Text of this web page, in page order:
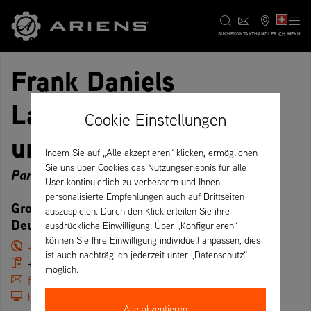
SUCHEKONTAKTHÄNDLER CH MENÜ
Frank Daniels
Landmaschschinen-
und Kommunaltechnik
Partner
Großer Maarweg 1, 26736 Krummhörn –
Deutschland
+49 (4927) 939640
+49 (4927) 1239
frank.daniels@landtechnik-daniels.de
https://landtechnik-daniels.de
Cookie Einstellungen
Indem Sie auf „Alle akzeptieren“ klicken, ermöglichen
Sie uns über Cookies das Nutzungserlebnis für alle
User kontinuierlich zu verbessern und Ihnen
personalisierte Empfehlungen auch auf Drittseiten
auszuspielen. Durch den Klick erteilen Sie ihre
ausdrückliche Einwilligung. Über „Konfigurieren“
können Sie Ihre Einwilligung individuell anpassen, dies
ist auch nachträglich jederzeit unter „Datenschutz“
möglich.